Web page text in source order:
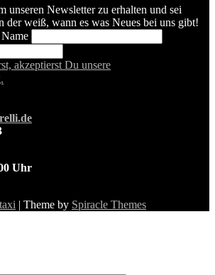
unseren Newsletter zu erhalten und sei
der weiß, wann es was Neues bei uns gibt!
akzeptierst Du unsere
Uhr
| Theme by Spiracle Themes